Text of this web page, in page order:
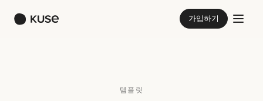
가입하기
템플릿